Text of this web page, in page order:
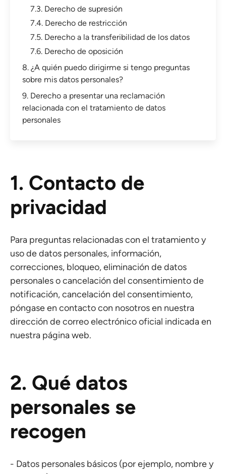
7.3. Derecho de supresión
7.4. Derecho de restricción
7.5. Derecho a la transferibilidad de los datos
7.6. Derecho de oposición
8. ¿A quién puedo dirigirme si tengo preguntas
sobre mis datos personales?
9. Derecho a presentar una reclamación
relacionada con el tratamiento de datos
personales
1. Contacto de
privacidad
Para preguntas relacionadas con el tratamiento y
uso de datos personales, información,
correcciones, bloqueo, eliminación de datos
personales o cancelación del consentimiento de
notificación, cancelación del consentimiento,
póngase en contacto con nosotros en nuestra
dirección de correo electrónico oficial indicada en
nuestra página web.
2. Qué datos
personales se
recogen
- Datos personales básicos (por ejemplo, nombre y